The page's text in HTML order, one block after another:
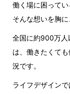
働く場に困って
そんな想いを胸
全国に約900万人
は、働きたくて
況です。
ライフデザイン